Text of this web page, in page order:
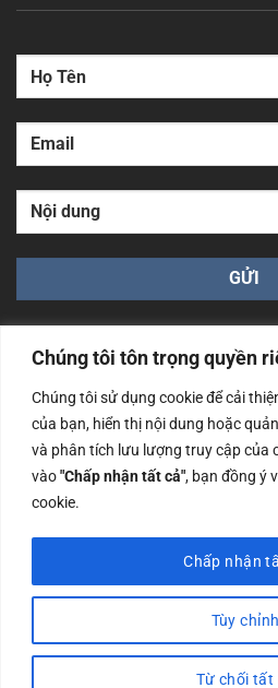
Chúng tôi tôn trọng quyền
Chúng tôi sử dụng cookie để cải
của bạn, hiển thị nội dung hoặc
và phân tích lưu lượng truy cập của
vào"Chấp nhận tất cả", bạn đồng ý
cookie.
Tùy chỉnh
Từ chối tất
Chấp nhận
Công ty TNHH Nam Bình Xương
cấp ngày 14/06/2019 bởi Sở Kế
Nội
Copyrights @2023 Nam Binh